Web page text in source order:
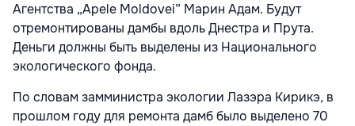
Агентства „Apele Moldovei” Марин Адам. Будут
отремонтированы дамбы вдоль Днестра и Прута.
Деньги должны быть выделены из Национального
экологического фонда.
По словам замминистра экологии Лазэра Кирикэ, в
прошлом году для ремонта дамб было выделено 70